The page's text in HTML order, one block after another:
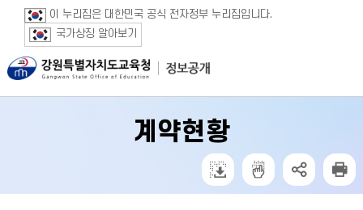
본문 바로가기
주메뉴 바로가기
보조메뉴 바로가기
푸터 바로가기
이 누리집은 대한민국 공식 전자정부 누리집입니다.
국가상징 알아보기
계약현황